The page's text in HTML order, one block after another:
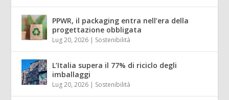
PPWR, il packaging entra nell’era della
progettazione obbligata
Lug 20, 2026 | Sostenibilità
L’Italia supera il 77% di riciclo degli
imballaggi
Lug 20, 2026 | Sostenibilità